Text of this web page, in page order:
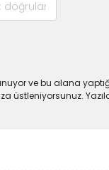
ve bu alana
üstleniyorsunuz.